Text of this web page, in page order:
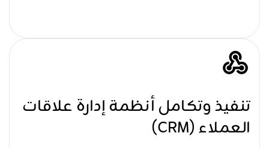
تنفيذ وتكامل أنظمة إدارة علاقات
العملاء (CRM)